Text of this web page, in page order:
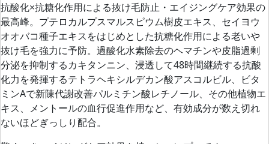
抗酸化×抗糖化作用による抜け毛防止・エイジングケア効果の
最高峰。プテロカルプスマルスピウム樹皮エキス、セイヨウ
オオバコ種子エキスをはじめとした抗糖化作用による老いや
抜け毛を強力に予防。過酸化水素除去のヘマチンや皮脂過剰
分泌を抑制するカキタンニン、浸透して48時間継続する抗酸
化力を発揮するテトラヘキシルデカン酸アスコルビル、ビタ
ミンAで新陳代謝改善パルミチン酸レチノール、その他植物エ
キス、メントールの血行促進作用など、 有効成分が数え切れ
ないほどぎっしり配合。